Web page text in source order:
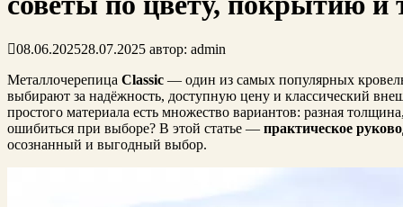
08.06.202528.07.2025 автор: admin
Металлочерепица Classic — один из самых популярных
выбирают за надёжность, доступную цену и классический
простого материала есть множество вариантов: разная
ошибиться при выборе? В этой статье — практическое
осознанный и выгодный выбор.